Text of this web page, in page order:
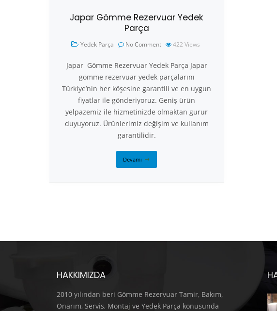
Japar Gömme Rezervuar Yedek
Parça
Yedek Parça No Comment 422 Views
Japar Gömme Rezervuar Yedek Parça Japar
gömme rezervuar yedek parçalarını
Türkiye’nin her köşesine garantili ve en uygun
fiyatlar ile gönderiyoruz. Geniş ürün
yelpazemiz ile hizmetinizde olmaktan gurur
duyuyoruz. Ürünlerimiz değişim ve kullanım
garantilidir.
Devamı
HAKKIMIZDA
2010 yılından beri Gömme Rezervuar Tamir, Bakım,
Onarım, Servis, Montaj ve Yedek Parça konusunda